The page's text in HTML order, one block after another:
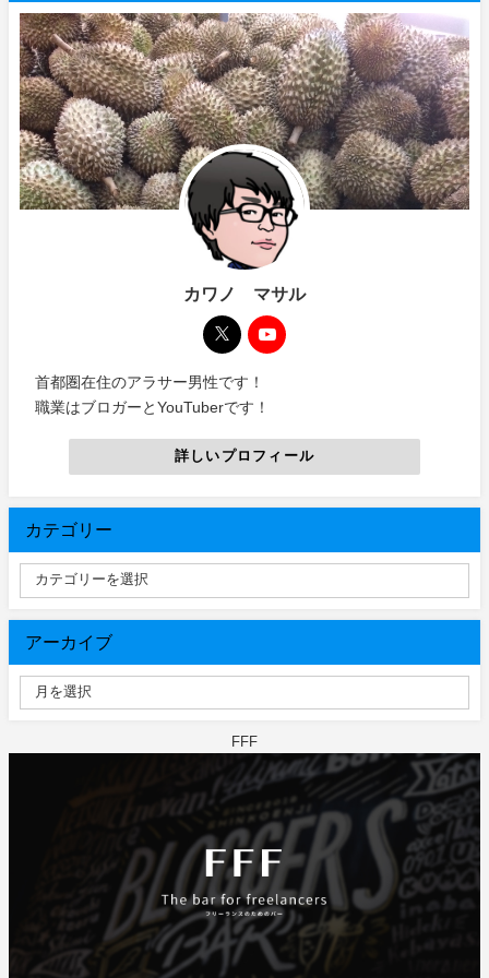
カワノ マサル
首都圏在住のアラサー男性です！
職業はブロガーとYouTuberです！
詳しいプロフィール
カテゴリー
アーカイブ
FFF